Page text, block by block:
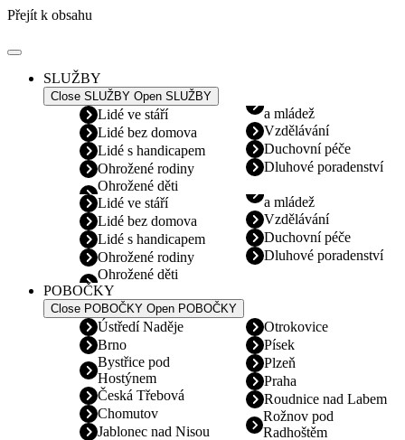
Přejít k obsahu
SLUŽBY
Close SLUŽBY Open SLUŽBY
Lidé ve stáří
Lidé bez domova
Lidé s handicapem
Ohrožené rodiny
Ohrožené děti
a mládež
Vzdělávání
Duchovní péče
Dluhové poradenství
Lidé ve stáří
Lidé bez domova
Lidé s handicapem
Ohrožené rodiny
Ohrožené děti
a mládež
Vzdělávání
Duchovní péče
Dluhové poradenství
POBOČKY
Close POBOČKY Open POBOČKY
Ústředí Naděje
Brno
Bystřice pod
Hostýnem
Česká Třebová
Chomutov
Jablonec nad Nisou
Otrokovice
Písek
Plzeň
Praha
Roudnice nad Labem
Rožnov pod
Radhoštěm